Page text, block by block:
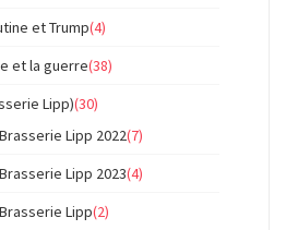
et Trump(4)
et la guerre(38)
Lipp)(30)
Lipp 2022(7)
Lipp 2023(4)
Lipp(2)